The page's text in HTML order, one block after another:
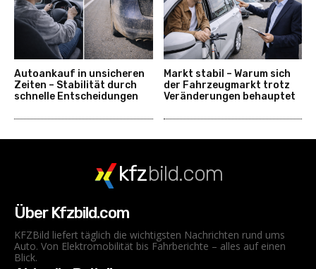
Autoankauf in unsicheren
Zeiten – Stabilität durch
schnelle Entscheidungen
Markt stabil – Warum sich
der Fahrzeugmarkt trotz
Veränderungen behauptet
kfzbild.com
Über Kfzbild.com
KFZBild liefert täglich die wichtigsten Nachrichten rund ums
Auto. Von Elektromobilität bis Fahrberichte – alles auf einen
Blick.